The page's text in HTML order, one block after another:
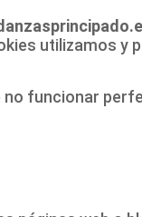
utilizamos y
no funcionar